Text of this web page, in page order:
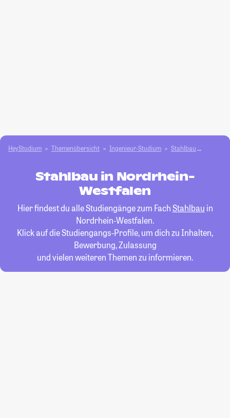
HeyStudium Themenübersicht Ingenieur-Studium Stahlbau
Stahlbau in Nordrhein-
Westfalen
Hier findest du alle Studiengänge zum FachStahlbau in
Nordrhein-Westfalen.
Klick auf die Studiengangs-Profile, um dich zu Inhalten,
Bewerbung, Zulassung
und vielen weiteren Themen zu informieren.